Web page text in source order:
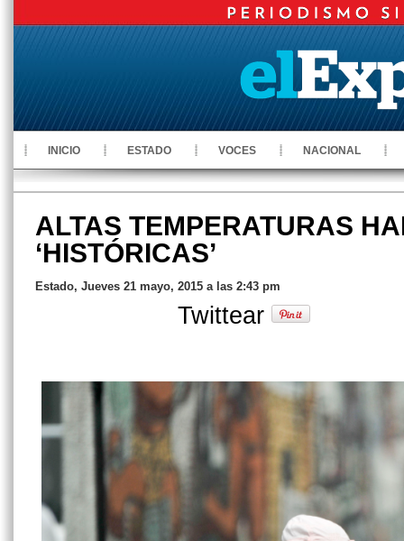
INICIO ESTADO VOCES NACIONAL
ALTAS TEMPERATURAS
‘HISTÓRICAS’
Estado, Jueves 21 mayo, 2015 a las 2:43 pm
Twittear